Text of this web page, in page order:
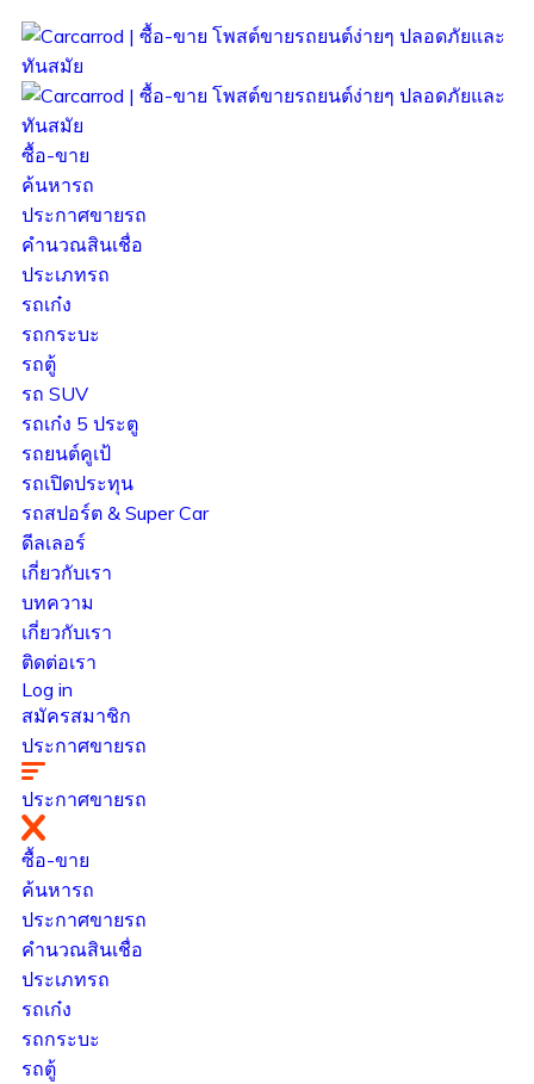
ซื้อ-ขาย
ค้นหารถ
ประกาศขายรถ
คำนวณสินเชื่อ
ประเภทรถ
รถเก๋ง
รถกระบะ
รถตู้
รถ SUV
รถเก๋ง 5 ประตู
รถยนต์คูเป้
รถเปิดประทุน
รถสปอร์ต & Super Car
ดีลเลอร์
เกี่ยวกับเรา
บทความ
เกี่ยวกับเรา
ติดต่อเรา
Log in
สมัครสมาชิก
ประกาศขายรถ
ประกาศขายรถ
ซื้อ-ขาย
ค้นหารถ
ประกาศขายรถ
คำนวณสินเชื่อ
ประเภทรถ
รถเก๋ง
รถกระบะ
รถตู้